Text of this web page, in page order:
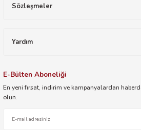
Sözleşmeler
Yardım
E-Bülten Aboneliği
En yeni fırsat, indirim ve kampanyalardan
olun.